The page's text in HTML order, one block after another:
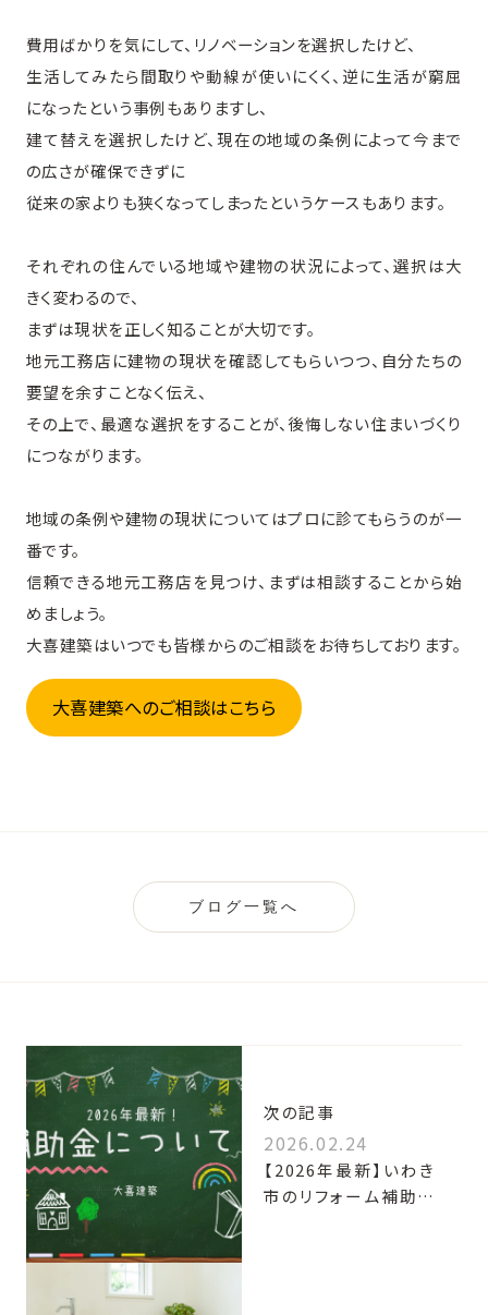
費用ばかりを気にして、リノベーションを選択したけど、
生活してみたら間取りや動線が使いにくく、逆に生活が窮屈
になったという事例もありますし、
建て替えを選択したけど、現在の地域の条例によって今まで
の広さが確保できずに
従来の家よりも狭くなってしまったというケースもあります。
それぞれの住んでいる地域や建物の状況によって、選択は大
きく変わるので、
まずは現状を正しく知ることが大切です。
地元工務店に建物の現状を確認してもらいつつ、自分たちの
要望を余すことなく伝え、
その上で、最適な選択をすることが、後悔しない住まいづくり
につながります。
地域の条例や建物の現状についてはプロに診てもらうのが一
番です。
信頼できる地元工務店を見つけ、まずは相談することから始
めましょう。
大喜建築はいつでも皆様からのご相談をお待ちしております。
大喜建築へのご相談はこちら
ブログ一覧へ
次の記事
2026.02.24
【2026年最新】いわき
市のリフォーム補助金